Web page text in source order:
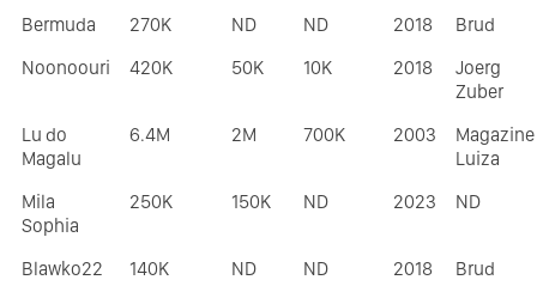
Bermuda
270K ND ND 2018
Brud
Noonoouri
420K 50K 10K 2018
Joerg
Zuber
Lu do
Magalu
6.4M 2M 700K 2003
Magazine
Luiza
Mila
Sophia
250K 150K ND 2023 ND
Blawko22 140K ND ND 2018 Brud